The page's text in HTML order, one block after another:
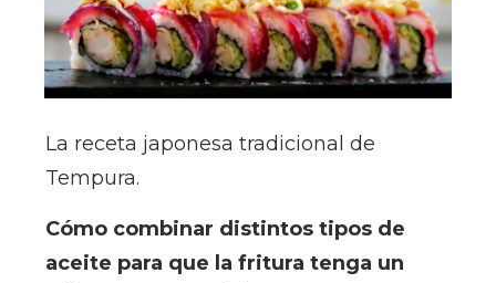
La receta japonesa tradicional de
Tempura.
Cómo combinar distintos tipos de
aceite para que la fritura tenga un